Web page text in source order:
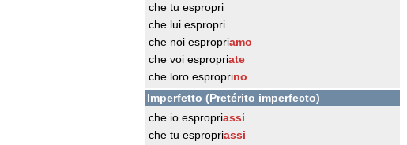
che tu espropri
che lui espropri
che noi espropriamo
che voi espropriate
che loro esproprino
Imperfetto (Pretérito imperfecto)
che io espropriassi
che tu espropriassi